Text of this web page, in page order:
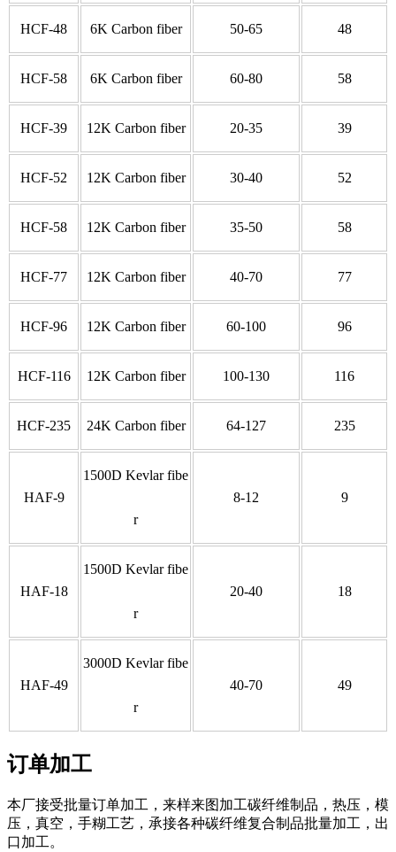
HCF-48 6K Carbon fiber 50-65 48
HCF-58 6K Carbon fiber 60-80 58
HCF-39 12K Carbon fiber 20-35 39
HCF-52 12K Carbon fiber 30-40 52
HCF-58 12K Carbon fiber 35-50 58
HCF-77 12K Carbon fiber 40-70 77
HCF-96 12K Carbon fiber 60-100 96
HCF-116 12K Carbon fiber 100-130 116
HCF-235 24K Carbon fiber 64-127 235
HAF-9
1500D Kevlar fibe
r
8-12 9
HAF-18
1500D Kevlar fibe
r
20-40 18
HAF-49
3000D Kevlar fibe
r
40-70 49
订单加工
本厂接受批量订单加工，来样来图加工碳纤维制品，热压，模
压，真空，手糊工艺，承接各种碳纤维复合制品批量加工，出
口加工。